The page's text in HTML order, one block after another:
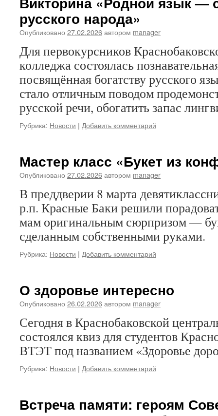
русского народа»
Опубликовано 27.02.2026автором manager
Для первокурсников
колледжа состоялась
посвящённая богатству русского
стало отличным поводом
русской речи, обогатить запас
Рубрика: Новости | Добавить комментарий
Мастер класс «Букет из
Опубликовано 27.02.2026автором manager
В преддверии 8 марта
р.п. Красные Баки решили
мам оригинальным сюрпризом —
сделанным собственными руками.
Рубрика: Новости | Добавить комментарий
О здоровье интересно
Опубликовано 26.02.2026автором manager
Сегодня в Краснобаковской
состоялся квиз для студентов
ВТЭТ под названием «Здоровье
Рубрика: Новости | Добавить комментарий
Встреча памяти: героям